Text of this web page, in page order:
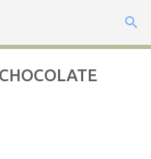
principal